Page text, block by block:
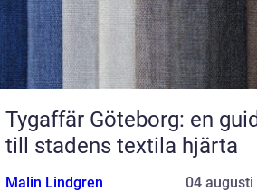
Tygaffär Göteborg: en
till stadens textila hjärta
Malin Lindgren 04 augusti